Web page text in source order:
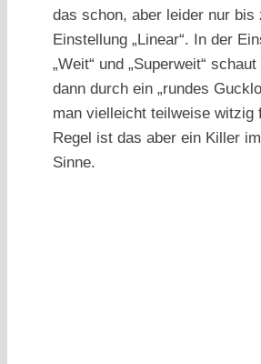
das schon, aber leider nur bis
Einstellung „Linear“. In der
„Weit“ und „Superweit“
dann durch ein „rundes
man vielleicht teilweise witzig
Regel ist das aber ein Killer
Sinne.